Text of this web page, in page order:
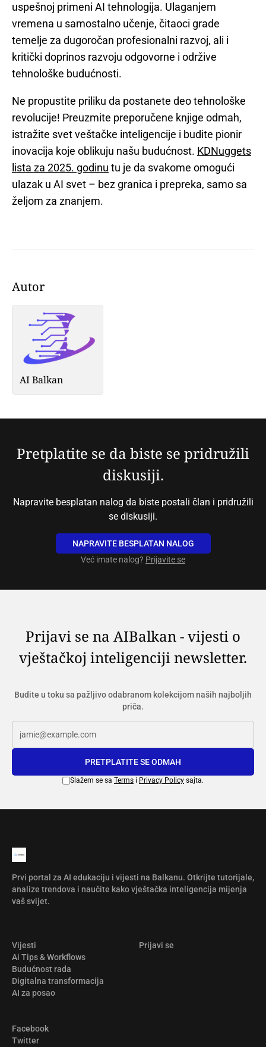
uspešnoj primeni AI tehnologija. Ulaganjem
vremena u samostalno učenje, čitaoci grade
temelje za dugoročan profesionalni razvoj, ali i
kritički doprinos razvoju odgovorne i održive
tehnološke budućnosti.
Ne propustite priliku da postanete deo tehnološke
revolucije! Preuzmite preporučene knjige odmah,
istražite svet veštačke inteligencije i budite pionir
inovacija koje oblikuju našu budućnost. KDNuggets
lista za 2025. godinu tu je da svakome omogući
ulazak u AI svet – bez granica i prepreka, samo sa
željom za znanjem.
Autor
AI Balkan
Pretplatite se da biste se pridružili
diskusiji.
Napravite besplatan nalog da biste postali član i pridružili
se diskusiji.
NAPRAVITE BESPLATAN NALOG
Već imate nalog? Prijavite se
Prijavi se na AIBalkan - vijesti o
vještačkoj inteligenciji newsletter.
Budite u toku sa pažljivo odabranom kolekcijom naših najboljih
priča.
PRETPLATITE SE ODMAH
Slažem se sa Terms i Privacy Policy sajta.
Prvi portal za AI edukaciju i vijesti na Balkanu. Otkrijte tutorijale,
analize trendova i naučite kako vještačka inteligencija mijenja
vaš svijet.
Vijesti
Ai Tips & Workflows
Budućnost rada
Digitalna transformacija
AI za posao
Prijavi se
Facebook
Twitter